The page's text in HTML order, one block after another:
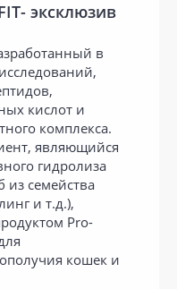
эксклюзив
в
кислот и
комплекса.
являющийся
гидролиза
из семейства
и т.д.),
Pro-
кошек и